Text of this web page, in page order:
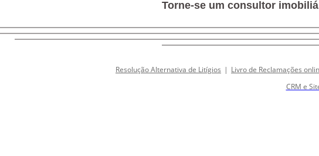
Torne-se um consultor
Resolução Alternativa de Litígios | Livro de Reclamações
CRM e